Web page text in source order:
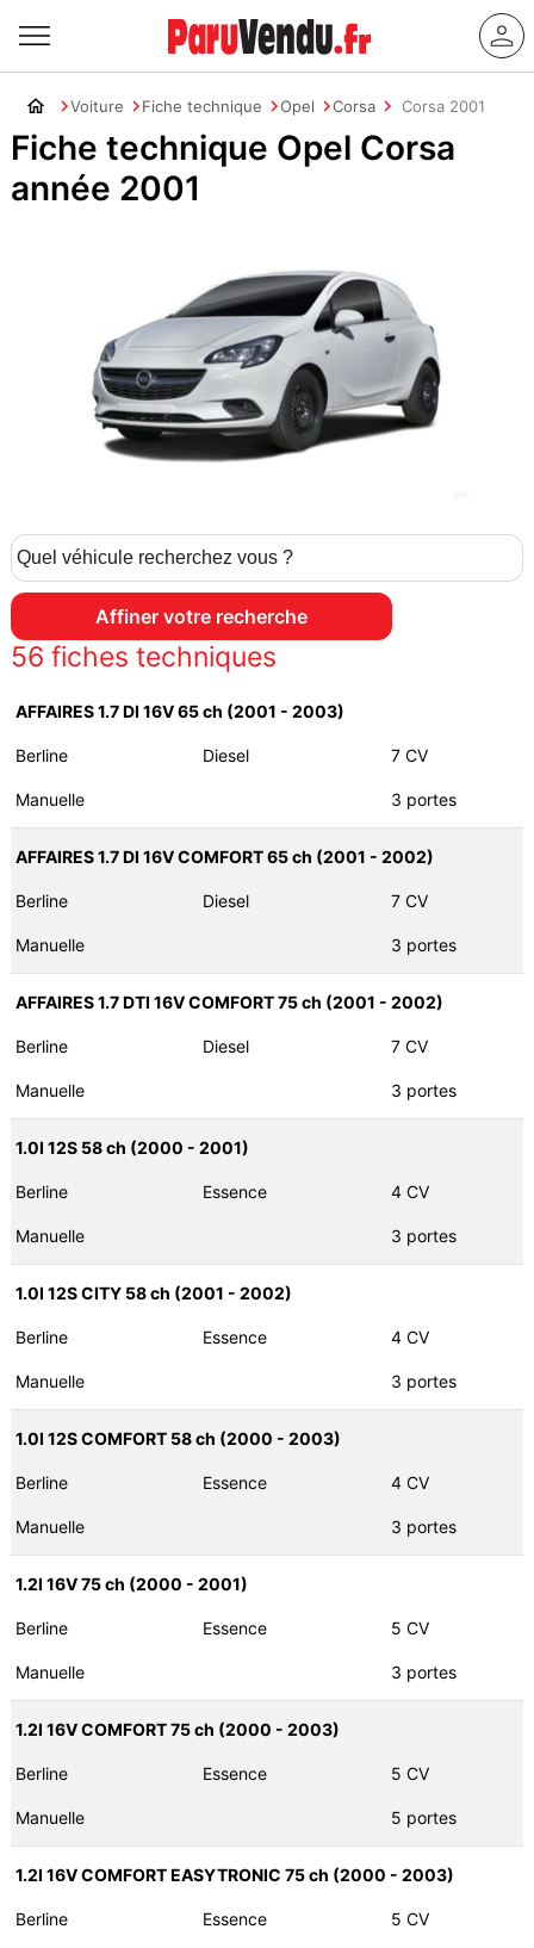
Voiture Fiche technique Opel Corsa Corsa 2001
Fiche technique Opel Corsa
année 2001
56 fiches techniques
AFFAIRES 1.7 DI 16V 65 ch (2001 - 2003)
Berline Diesel 7 CV
Manuelle 3 portes
AFFAIRES 1.7 DI 16V COMFORT 65 ch (2001 - 2002)
Berline Diesel 7 CV
Manuelle 3 portes
AFFAIRES 1.7 DTI 16V COMFORT 75 ch (2001 - 2002)
Berline Diesel 7 CV
Manuelle 3 portes
1.0I 12S 58 ch (2000 - 2001)
Berline Essence 4 CV
Manuelle 3 portes
1.0I 12S CITY 58 ch (2001 - 2002)
Berline Essence 4 CV
Manuelle 3 portes
1.0I 12S COMFORT 58 ch (2000 - 2003)
Berline Essence 4 CV
Manuelle 3 portes
1.2I 16V 75 ch (2000 - 2001)
Berline Essence 5 CV
Manuelle 3 portes
1.2I 16V COMFORT 75 ch (2000 - 2003)
Berline Essence 5 CV
Manuelle 5 portes
1.2I 16V COMFORT EASYTRONIC 75 ch (2000 - 2003)
Berline Essence 5 CV